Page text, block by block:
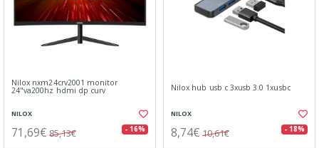
Nilox nxm24crv2001 monitor
24"va200hz hdmi dp curv
NILOX
71,69€ 85,13€ - 16%
Nilox hub usb c 3xusb 3.0 1xusbc
NILOX
8,74€ 10,61€ - 18%